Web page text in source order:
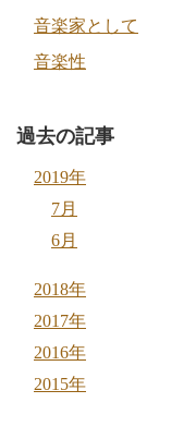
音楽家として
音楽性
過去の記事
2019年
7月
6月
2018年
2017年
2016年
2015年